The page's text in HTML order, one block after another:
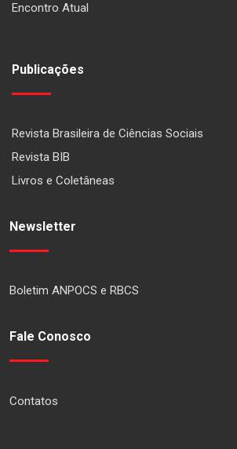
Encontro Atual
Publicações
Revista Brasileira de Ciências Sociais
Revista BIB
Livros e Coletâneas
Newsletter
Boletim ANPOCS e RBCS
Fale Conosco
Contatos